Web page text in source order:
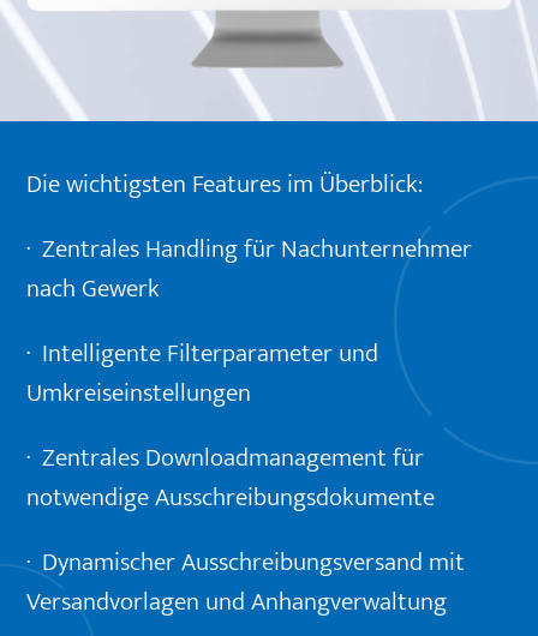
Die wichtigsten Features im Überblick:
· Zentrales Handling für Nachunternehmer
nach Gewerk
· Intelligente Filterparameter und
Umkreiseinstellungen
· Zentrales Downloadmanagement für
notwendige Ausschreibungsdokumente
· Dynamischer Ausschreibungsversand mit
Versandvorlagen und Anhangverwaltung